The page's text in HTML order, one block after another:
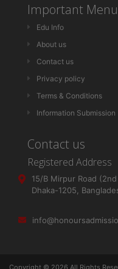
Important Menu
Edu Info
About us
Contact us
Privacy policy
Terms & Conditions
Information Submission
Contact us
Registered Address
15/B Mirpur Road
Dhaka-1205,
Copyright © 2026 All Rights